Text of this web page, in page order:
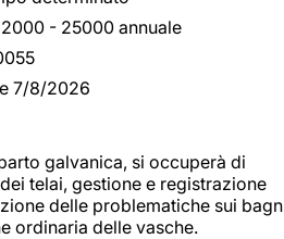
- 25000 annuale
7/8/2026
galvanica, si occuperà di
telai, gestione e registrazione
delle problematiche sui
ordinaria delle vasche.